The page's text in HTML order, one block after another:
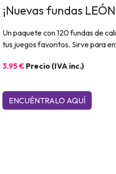
¡Nuevas fundas
Un paquete con 120 fundas de
tus juegos favoritos. Sirve para
3.95 € Precio (IVA inc.)
ENCUÉNTRALO AQ​​UÍ​​